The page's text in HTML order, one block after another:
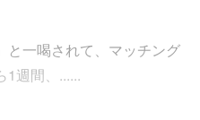
と一喝されて、マッチング
1週間、......